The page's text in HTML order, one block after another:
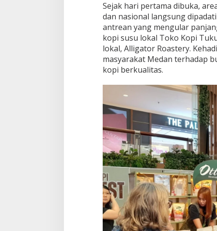
l
Sejak hari pertama dibuka,
dan nasional langsung
antrean yang mengular
kopi susu lokal Toko Kopi
lokal, Alligator Roastery.
masyarakat Medan terhadap
kopi berkualitas.